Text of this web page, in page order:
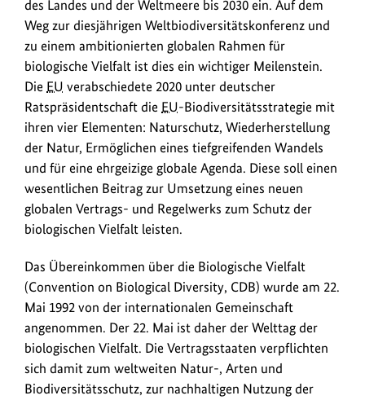
des Landes und der Weltmeere bis 2030 ein. Auf dem
Weg zur diesjährigen Weltbiodiversitätskonferenz und
zu einem ambitionierten globalen Rahmen für
biologische Vielfalt ist dies ein wichtiger Meilenstein.
Die EU verabschiedete 2020 unter deutscher
Ratspräsidentschaft die EU-Biodiversitätsstrategie mit
ihren vier Elementen: Naturschutz, Wiederherstellung
der Natur, Ermöglichen eines tiefgreifenden Wandels
und für eine ehrgeizige globale Agenda. Diese soll einen
wesentlichen Beitrag zur Umsetzung eines neuen
globalen Vertrags- und Regelwerks zum Schutz der
biologischen Vielfalt leisten.
Das Übereinkommen über die Biologische Vielfalt
(Convention on Biological Diversity, CDB) wurde am 22.
Mai 1992 von der internationalen Gemeinschaft
angenommen. Der 22. Mai ist daher der Welttag der
biologischen Vielfalt. Die Vertragsstaaten verpflichten
sich damit zum weltweiten Natur-, Arten und
Biodiversitätsschutz, zur nachhaltigen Nutzung der